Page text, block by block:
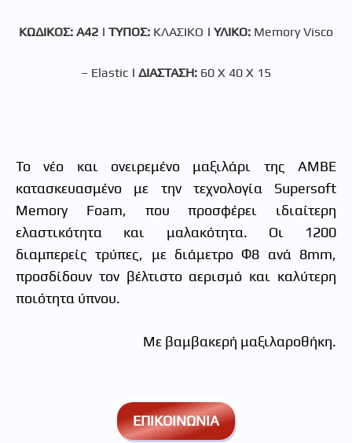
ΚΩΔΙΚΟΣ: A42 | ΤΥΠΟΣ: ΚΛΑΣΙΚΟ | ΥΛΙΚΟ: Memory Visco
– Elastic | ΔΙΑΣΤΑΣΗ: 60 Χ 40 Χ 15
Το νέο και ονειρεμένο μαξιλάρι της ΑΜΒΕ
κατασκευασμένο με την τεχνολογία Supersoft
Memory Foam, που προσφέρει ιδιαίτερη
ελαστικότητα και μαλακότητα. Οι 1200
διαμπερείς τρύπες, με διάμετρο Φ8 ανά 8mm,
προσδίδουν τον βέλτιστο αερισμό και καλύτερη
ποιότητα ύπνου.
Με βαμβακερή μαξιλαροθήκη.
ΕΠΙΚΟΙΝΩΝΙΑ